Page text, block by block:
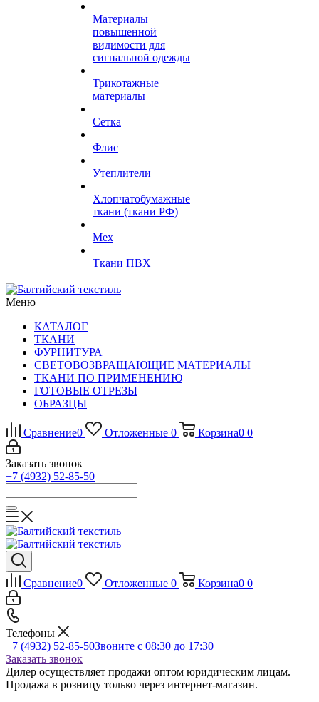
Материалы
повышенной
видимости для
сигнальной одежды
Трикотажные
материалы
Сетка
Флис
Утеплители
Хлопчатобумажные
ткани (ткани РФ)
Мех
Ткани ПВХ
Меню
КАТАЛОГ
ТКАНИ
ФУРНИТУРА
СВЕТОВОЗВРАЩАЮЩИЕ МАТЕРИАЛЫ
ТКАНИ ПО ПРИМЕНЕНИЮ
ГОТОВЫЕ ОТРЕЗЫ
ОБРАЗЦЫ
Сравнение0 Отложенные 0 Корзина0 0
Заказать звонок
+7 (4932) 52-85-50
Сравнение0 Отложенные 0 Корзина0 0
Телефоны
+7 (4932) 52-85-50Звоните с 08:30 до 17:30
Заказать звонок
Дилер осуществляет продажи оптом юридическим лицам.
Продажа в розницу только через интернет-магазин.